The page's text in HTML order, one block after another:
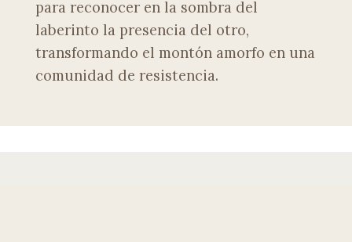
para reconocer en la sombra del
laberinto la presencia del otro,
transformando el montón amorfo en una
comunidad de resistencia.